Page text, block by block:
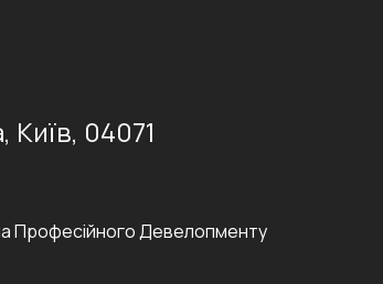
Київ, 04071
Професійного Девелопменту